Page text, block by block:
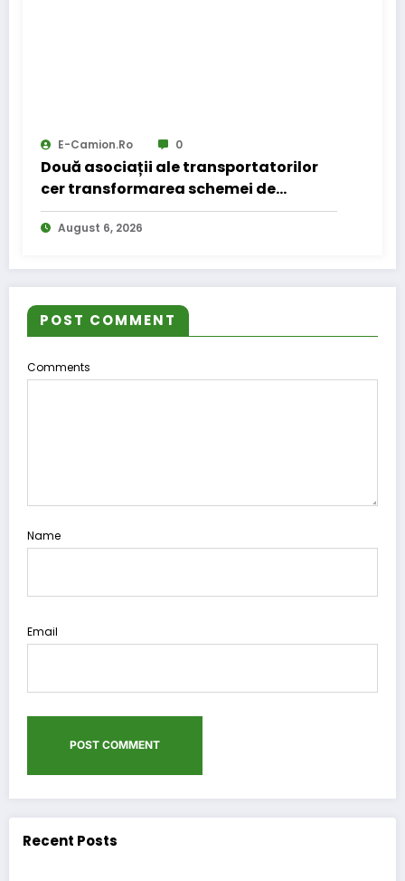
E-Camion.ro 0
Două asociații ale transportatorilor
cer transformarea schemei de
compensare a accizei în mecanism
permanent
August 6, 2026
POST COMMENT
Comments
Name
Email
Recent Posts